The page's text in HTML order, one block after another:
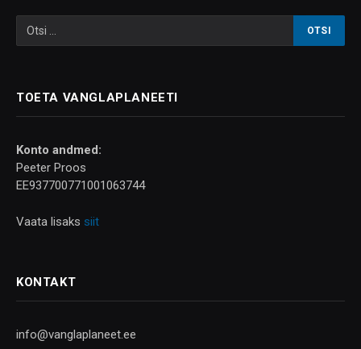
TOETA VANGLAPLANEETI
Konto andmed:
Peeter Proos
EE937700771001063744
Vaata lisaks siit
KONTAKT
info@vanglaplaneet.ee